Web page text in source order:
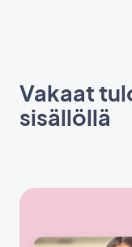
Vakaat
sisällöllä